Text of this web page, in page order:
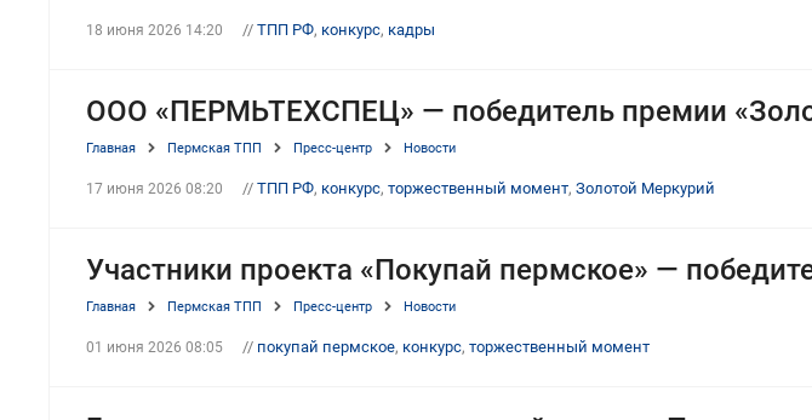
18 июня 2026 14:20 // ТПП РФ, конкурс, кадры
ООО «ПЕРМЬТЕХСПЕЦ» — победитель премии
Главная Пермская ТПП Пресс-центр Новости
17 июня 2026 08:20 // ТПП РФ, конкурс, торжественный момент, Золотой Меркурий
Участники проекта «Покупай пермское» —
Главная Пермская ТПП Пресс-центр Новости
01 июня 2026 08:05 // покупай пермское, конкурс, торжественный момент